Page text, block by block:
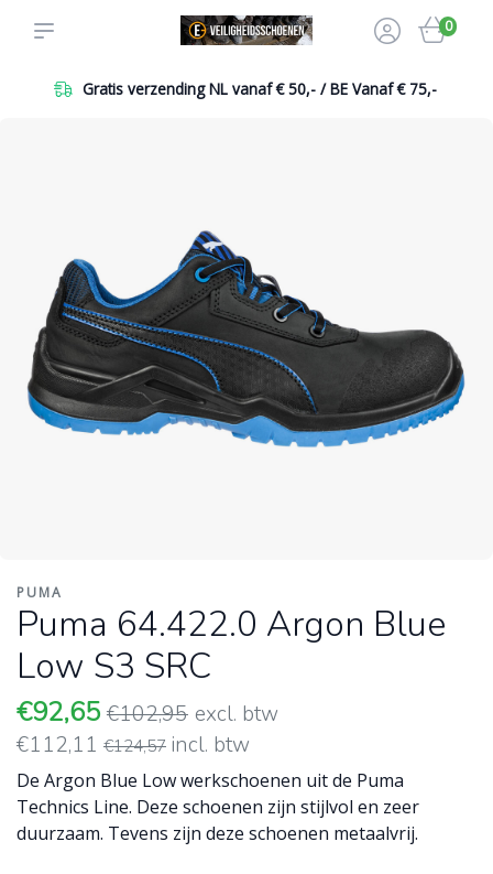
0
Gratis verzending NL vanaf € 50,- / BE Vanaf € 75,-
PUMA
Puma 64.422.0 Argon Blue
Low S3 SRC
€92,65 €102,95 excl. btw
€112,11 €124,57 incl. btw
De Argon Blue Low werkschoenen uit de Puma
Technics Line. Deze schoenen zijn stijlvol en zeer
duurzaam. Tevens zijn deze schoenen metaalvrij.